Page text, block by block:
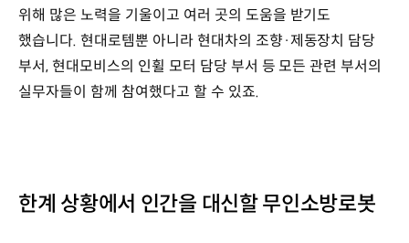
위해 많은 노력을 기울이고 여러 곳의 도움을 받기도
했습니다. 현대로템뿐 아니라 현대차의 조향·제동장치 담당
부서, 현대모비스의 인휠 모터 담당 부서 등 모든 관련 부서의
실무자들이 함께 참여했다고 할 수 있죠.
한계 상황에서 인간을 대신할 무인소방로봇